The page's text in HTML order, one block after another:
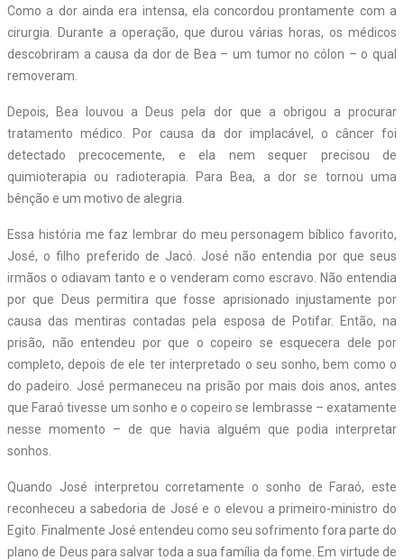
Como a dor ainda era intensa, ela concordou prontamente com a
cirurgia. Durante a operação, que durou várias horas, os médicos
descobriram a causa da dor de Bea – um tumor no cólon – o qual
removeram.
Depois, Bea louvou a Deus pela dor que a obrigou a procurar
tratamento médico. Por causa da dor implacável, o câncer foi
detectado precocemente, e ela nem sequer precisou de
quimioterapia ou radioterapia. Para Bea, a dor se tornou uma
bênção e um motivo de alegria.
Essa história me faz lembrar do meu personagem bíblico favorito,
José, o filho preferido de Jacó. José não entendia por que seus
irmãos o odiavam tanto e o venderam como escravo. Não entendia
por que Deus permitira que fosse aprisionado injustamente por
causa das mentiras contadas pela esposa de Potifar. Então, na
prisão, não entendeu por que o copeiro se esquecera dele por
completo, depois de ele ter interpretado o seu sonho, bem como o
do padeiro. José permaneceu na prisão por mais dois anos, antes
que Faraó tivesse um sonho e o copeiro se lembrasse – exatamente
nesse momento – de que havia alguém que podia interpretar
sonhos.
Quando José interpretou corretamente o sonho de Faraó, este
reconheceu a sabedoria de José e o elevou a primeiro-ministro do
Egito. Finalmente José entendeu como seu sofrimento fora parte do
plano de Deus para salvar toda a sua família da fome. Em virtude de